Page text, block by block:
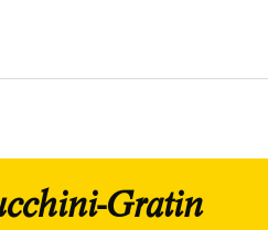
Gratin